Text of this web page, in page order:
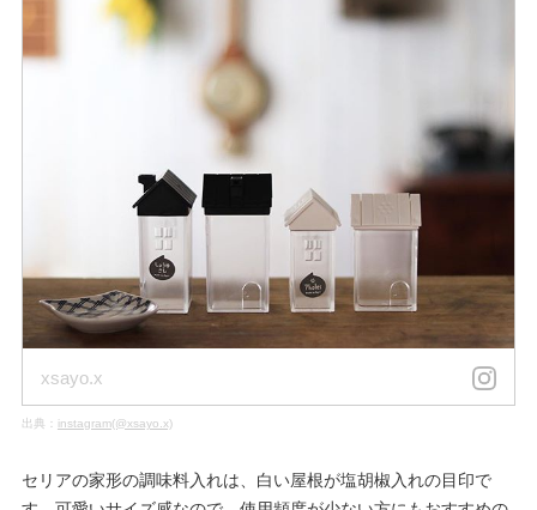
xsayo.x
出典： instagram(@xsayo.x)
セリアの家形の調味料入れは、白い屋根が塩胡椒入れの目印で